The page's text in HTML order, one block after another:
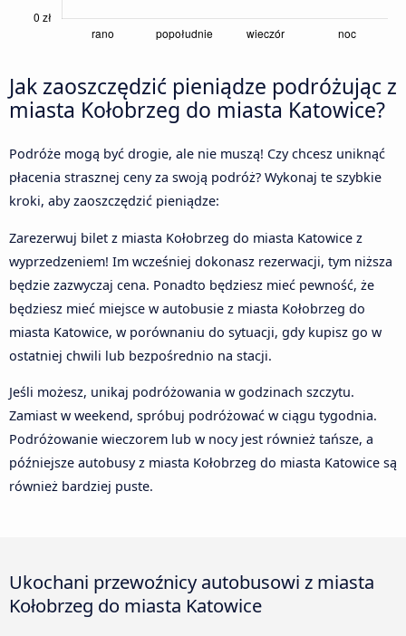
Jak zaoszczędzić pieniądze podróżując z
miasta Kołobrzeg do miasta Katowice?
Podróże mogą być drogie, ale nie muszą! Czy chcesz uniknąć
płacenia strasznej ceny za swoją podróż? Wykonaj te szybkie
kroki, aby zaoszczędzić pieniądze:
Zarezerwuj bilet z miasta Kołobrzeg do miasta Katowice z
wyprzedzeniem! Im wcześniej dokonasz rezerwacji, tym niższa
będzie zazwyczaj cena. Ponadto będziesz mieć pewność, że
będziesz mieć miejsce w autobusie z miasta Kołobrzeg do
miasta Katowice, w porównaniu do sytuacji, gdy kupisz go w
ostatniej chwili lub bezpośrednio na stacji.
Jeśli możesz, unikaj podróżowania w godzinach szczytu.
Zamiast w weekend, spróbuj podróżować w ciągu tygodnia.
Podróżowanie wieczorem lub w nocy jest również tańsze, a
późniejsze autobusy z miasta Kołobrzeg do miasta Katowice są
również bardziej puste.
Ukochani przewoźnicy autobusowi z miasta
Kołobrzeg do miasta Katowice